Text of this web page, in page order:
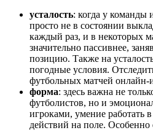
усталость: когда у команды
просто не в состоянии
каждый раз, и в некоторых
значительно пассивнее,
позицию. Также на
погодные условия.
футбольных матчей онлайн-
форма: здесь важна не
футболистов, но и
игроками, умение работать
действий на поле. Особенно